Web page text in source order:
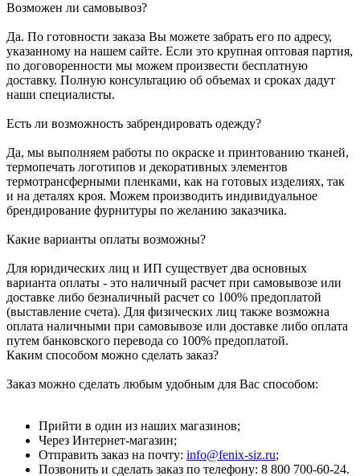
Возможен ли самовывоз?
Да. По готовности заказа Вы можете забрать его по адресу,
указанному на нашем сайте. Если это крупная оптовая партия,
по договоренности мы можем произвести бесплатную
доставку. Полную консультацию об объемах и сроках дадут
наши специалисты.
Есть ли возможность забрендировать одежду?
Да, мы выполняем работы по окраске и принтованию тканей,
термопечать логотипов и декоративных элементов
термотрансферными пленками, как на готовых изделиях, так
и на деталях кроя. Можем производить индивидуальное
брендирование фурнитуры по желанию заказчика.
Какие варианты оплаты возможны?
Для юридических лиц и ИП существует два основных
варианта оплаты - это наличный расчет при самовывозе или
доставке либо безналичный расчет со 100% предоплатой
(выставление счета). Для физических лиц также возможна
оплата наличными при самовывозе или доставке либо оплата
путем банковского перевода со 100% предоплатой.
Каким способом можно сделать заказ?
Заказ можно сделать любым удобным для Вас способом:
Прийти в один из наших магазинов;
Через Интернет-магазин;
Отправить заказ на почту: info@fenix-siz.ru;
Позвонить и сделать заказ по телефону: 8 800 700-60-24.